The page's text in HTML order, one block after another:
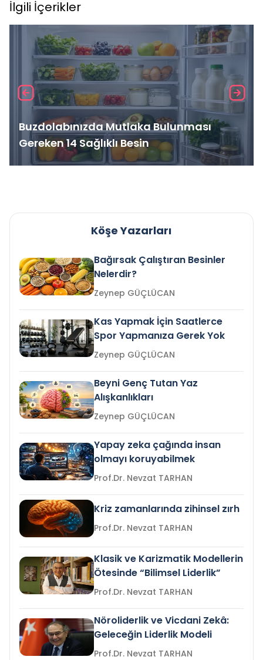
İlgili İçerikler
Buzdolabınızda Mutlaka Bulunması
Gereken 14 Sağlıklı Besin
Köşe Yazarları
Bağırsak Çalıştıran Besinler
Nelerdir?
Zeynep GÜÇLÜCAN
Kas Yapmak İçin Saatlerce
Spor Yapmanıza Gerek Yok
Zeynep GÜÇLÜCAN
Beyni Genç Tutan Yaz
Alışkanlıkları
Zeynep GÜÇLÜCAN
Yapay zeka çağında insan
olmayı koruyabilmek
Prof.Dr. Nevzat TARHAN
Kriz zamanlarında zihinsel zırh
Prof.Dr. Nevzat TARHAN
Klasik ve Karizmatik Modellerin
Ötesinde “Bilimsel Liderlik”
Prof.Dr. Nevzat TARHAN
Nöroliderlik ve Vicdani Zekâ:
Geleceğin Liderlik Modeli
Prof.Dr. Nevzat TARHAN